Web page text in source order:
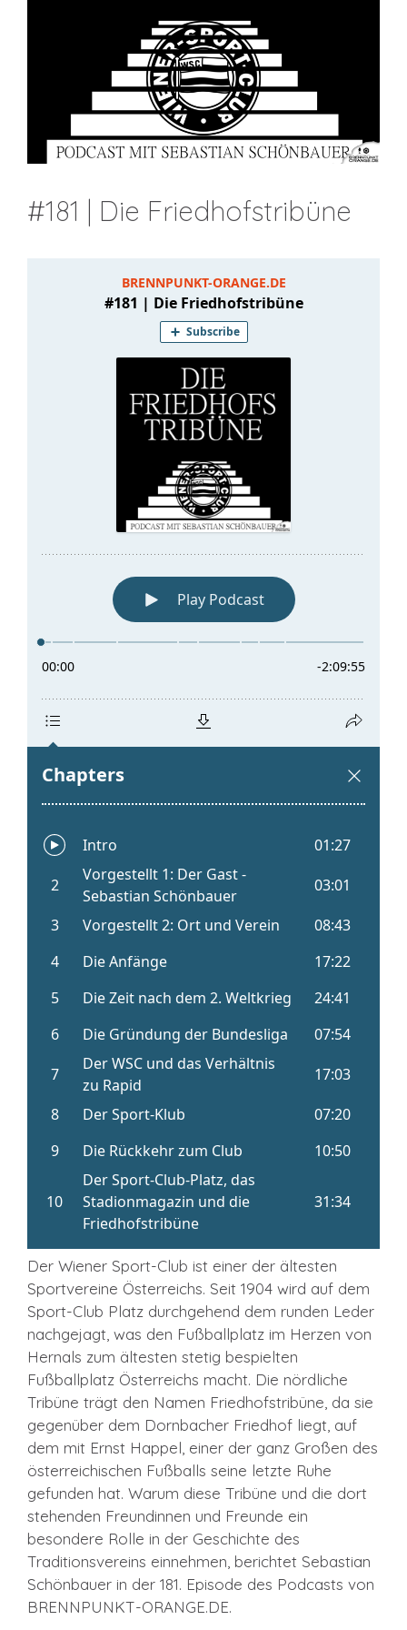
#181 | Die Friedhofstribüne
Der Wiener Sport-Club ist einer der ältesten
Sportvereine Österreichs. Seit 1904 wird auf dem
Sport-Club Platz durchgehend dem runden Leder
nachgejagt, was den Fußballplatz im Herzen von
Hernals zum ältesten stetig bespielten
Fußballplatz Österreichs macht. Die nördliche
Tribüne trägt den Namen Friedhofstribüne, da sie
gegenüber dem Dornbacher Friedhof liegt, auf
dem mit Ernst Happel, einer der ganz Großen des
österreichischen Fußballs seine letzte Ruhe
gefunden hat. Warum diese Tribüne und die dort
stehenden Freundinnen und Freunde ein
besondere Rolle in der Geschichte des
Traditionsvereins einnehmen, berichtet Sebastian
Schönbauer in der 181. Episode des Podcasts von
BRENNPUNKT-ORANGE.DE.